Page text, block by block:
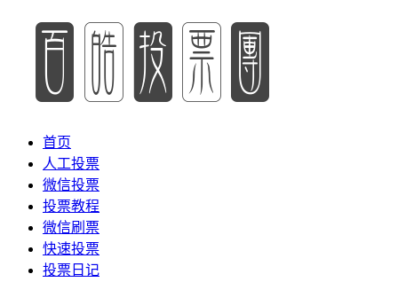
首页
人工投票
微信投票
投票教程
微信刷票
快速投票
投票日记